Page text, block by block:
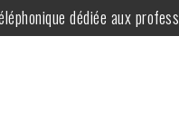
cheveux éclatants de
pour les
praticité au quotidien